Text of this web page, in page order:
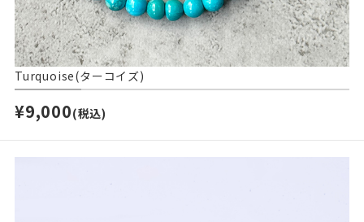
Turquoise(ターコイズ)
¥9,000(税込)